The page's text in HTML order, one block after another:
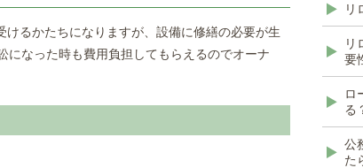
るかたちになりますが、設備に修繕の必要が生
になった時も費用負担してもらえるのでオーナ
リ
リ
要
ロ
る
公
た